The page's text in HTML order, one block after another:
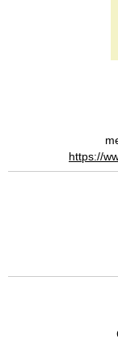
https://